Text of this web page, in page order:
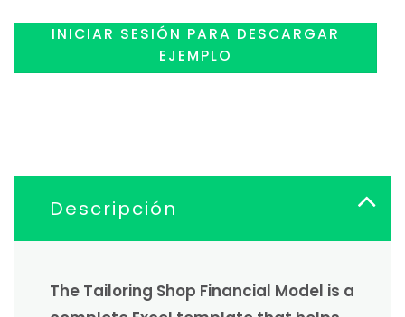
INICIAR SESIÓN PARA DESCARGAR
EJEMPLO
Descripción
The Tailoring Shop Financial Model is a